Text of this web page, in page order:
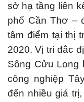
sở hạ tầng liên
phố Cần Thơ –
tâm điểm tại thị
2020. Vị trí đắc
Sông Cửu Long
công nghiệp
đến nhiều giá